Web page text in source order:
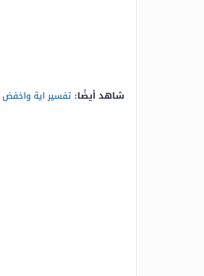
شاهد أيضًا: تفسير اية واخفض